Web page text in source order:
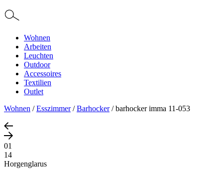
Wohnen
Arbeiten
Leuchten
Outdoor
Accessoires
Textilien
Outlet
Wohnen /Esszimmer/Barhocker/barhocker imma 11-053
01
14
Horgenglarus